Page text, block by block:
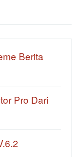
Berita
Pro Dari